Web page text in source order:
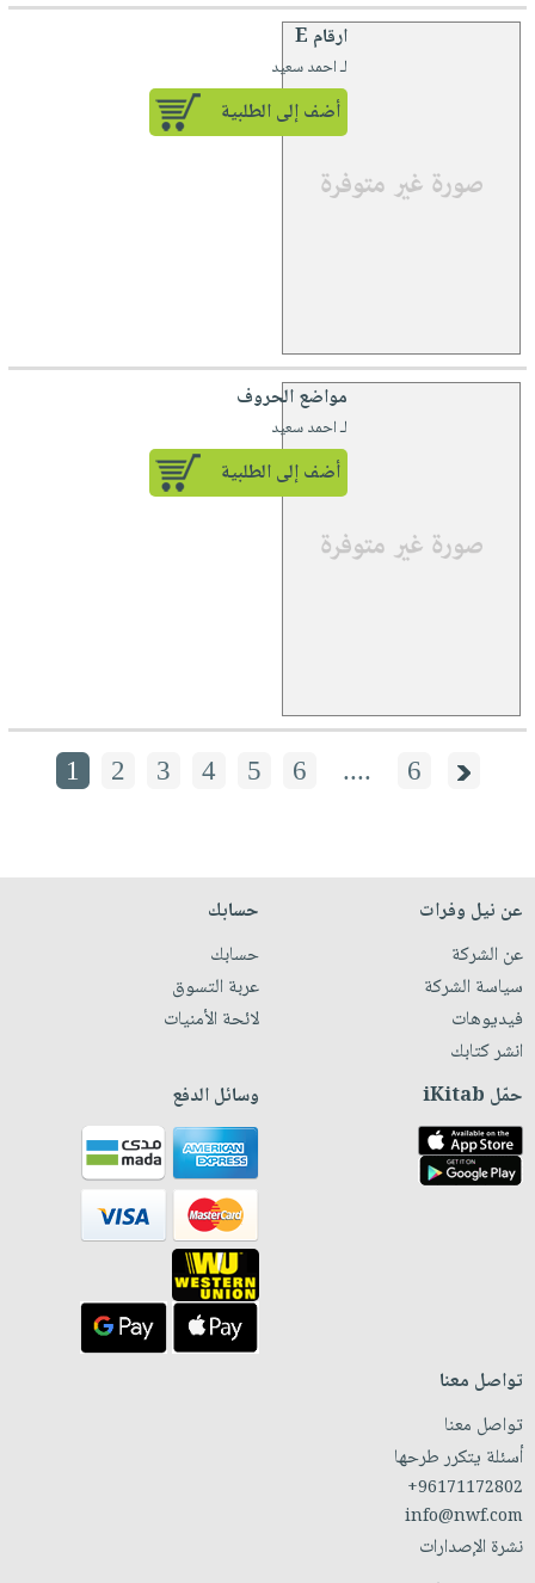
ارقام E
لـ احمد سعيد
أضف إلى الطلبية
مواضع الحروف
لـ احمد سعيد
أضف إلى الطلبية
1 2 3 4 5 6 .... 6
عن نيل وفرات
عن الشركة
سياسة الشركة
فيديوهات
انشر كتابك
حسابك
حسابك
عربة التسوق
لائحة الأمنيات
حمّل iKitab وسائل الدفع
تواصل معنا
تواصل معنا
أسئلة يتكرر طرحها
+96171172802
info@nwf.com
نشرة الإصدارات